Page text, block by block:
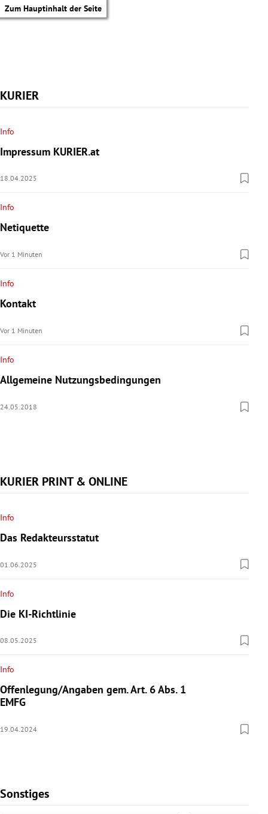
Zum Hauptinhalt der Seite
Untermenü
Untermenü
Untermenü
Untermenü
Untermenü
KURIER
Info
Impressum KURIER.at
18.04.2025
Info
Netiquette
Vor 1 Minuten
Info
Kontakt
Vor 1 Minuten
Info
Allgemeine Nutzungsbedingungen
24.05.2018
KURIER PRINT & ONLINE
Info
Das Redakteursstatut
01.06.2025
Info
Die KI-Richtlinie
08.05.2025
Info
Offenlegung/Angaben gem. Art. 6 Abs. 1
EMFG
19.04.2024
Sonstiges